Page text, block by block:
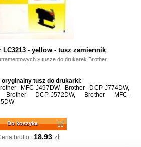
LC3213 - yellow - tusz zamiennik
»tusze do drukarek Brother
oryginalny tusz do drukarki:
MFC-J497DW, Brother DCP-J774DW,
Brother DCP-J572DW, Brother MFC-
Do koszyka
brutto: 18.93 zł